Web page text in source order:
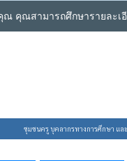
คุณสามารถศึกษารายละเ
ชุมชนครู บุคลากรทางการศึกษา แ